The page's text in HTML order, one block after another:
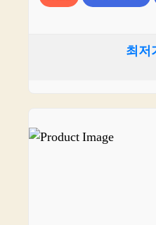
최저